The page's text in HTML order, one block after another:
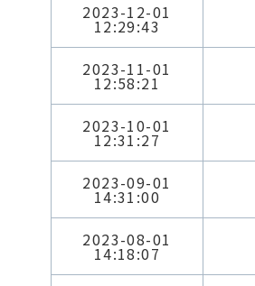
2023-12-01
12:29:43
2023-11-01
12:58:21
2023-10-01
12:31:27
2023-09-01
14:31:00
2023-08-01
14:18:07